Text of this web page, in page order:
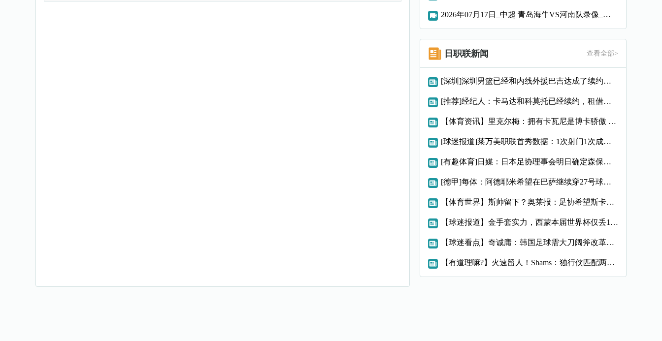
2026年07月17日_中超 青岛海牛VS河南队录像_全场录像【视频集锦】
日职联新闻 查看全部>
[深圳]深圳男篮已经和内线外援巴吉达成了续约一致
[推荐]经纪人：卡马达和科莫托已经续约，租借？目前的想法是留
【体育资讯】里克尔梅：拥有卡瓦尼是博卡骄傲 斯卡洛尼是史上最
[球迷报道]莱万美职联首秀数据：1次射门1次成功过人预期进球
[有趣体育]日媒：日本足协理事会明日确定森保一续约半年，提案
[德甲]每体：阿德耶米希望在巴萨继续穿27号球衣，但西甲规则
【体育世界】斯帅留下？奥莱报：足协希望斯卡洛尼继续执教，相信
【球迷报道】金手套实力，西蒙本届世界杯仅丢1球，近16场代表
【球迷看点】奇诚庸：韩国足球需大刀阔斧改革，从业者必须清醒过
【有道理嘛?】火速留人！Shams：独行侠匹配两年470万报